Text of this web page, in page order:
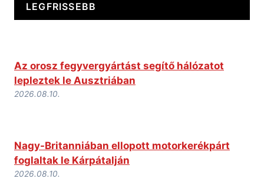
LEGFRISSEBB
Az orosz fegyvergyártást segítő hálózatot
lepleztek le Ausztriában
2026.08.10.
Nagy-Britanniában ellopott motorkerékpárt
foglaltak le Kárpátalján
2026.08.10.